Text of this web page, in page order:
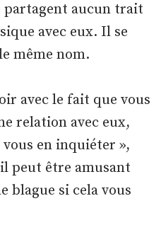
partagent aucun trait
avec eux. Il se
même nom.
avec le fait que vous
relation avec eux,
vous en inquiéter »,
peut être amusant
blague si cela vous